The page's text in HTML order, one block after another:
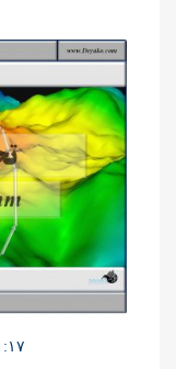
۱۷: الگوریتم سیمپلکس دوگان